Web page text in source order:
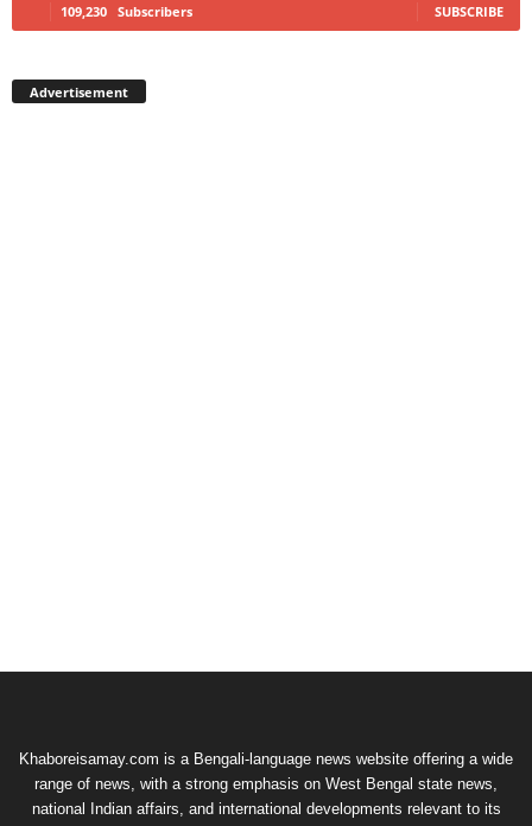
109,230 Subscribers SUBSCRIBE
Advertisement
Khaboreisamay.com is a Bengali-language news website offering a wide
range of news, with a strong emphasis on West Bengal state news,
national Indian affairs, and international developments relevant to its